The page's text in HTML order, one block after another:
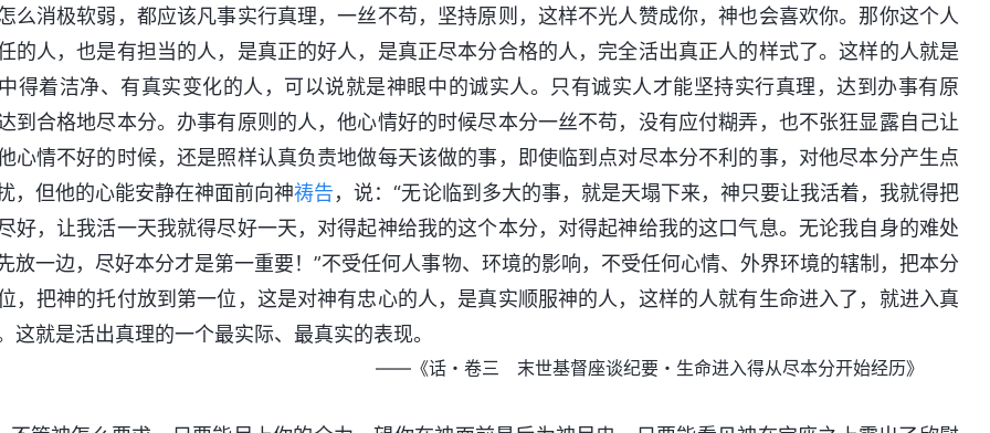
么消极软弱，都应该凡事实行真理，一丝不苟，坚持原则，这样不光人赞成你，神也会喜欢你。那你这个人
的人，也是有担当的人，是真正的好人，是真正尽本分合格的人，完全活出真正人的样式了。这样的人就是
得着洁净、有真实变化的人，可以说就是神眼中的诚实人。只有诚实人才能坚持实行真理，达到办事有原
到合格地尽本分。办事有原则的人，他心情好的时候尽本分一丝不苟，没有应付糊弄，也不张狂显露自己让
心情不好的时候，还是照样认真负责地做每天该做的事，即使临到点对尽本分不利的事，对他尽本分产生点
，但他的心能安静在神面前向神祷告，说：“无论临到多大的事，就是天塌下来，神只要让我活着，我就得把
好，让我活一天我就得尽好一天，对得起神给我的这个本分，对得起神给我的这口气息。无论我自身的难处
放一边，尽好本分才是第一重要！”不受任何人事物、环境的影响，不受任何心情、外界环境的辖制，把本分
，把神的托付放到第一位，这是对神有忠心的人，是真实顺服神的人，这样的人就有生命进入了，就进入真
这就是活出真理的一个最实际、最真实的表现。
——《话・卷三 末世基督座谈纪要・生命进入得从尽本分开始经历》